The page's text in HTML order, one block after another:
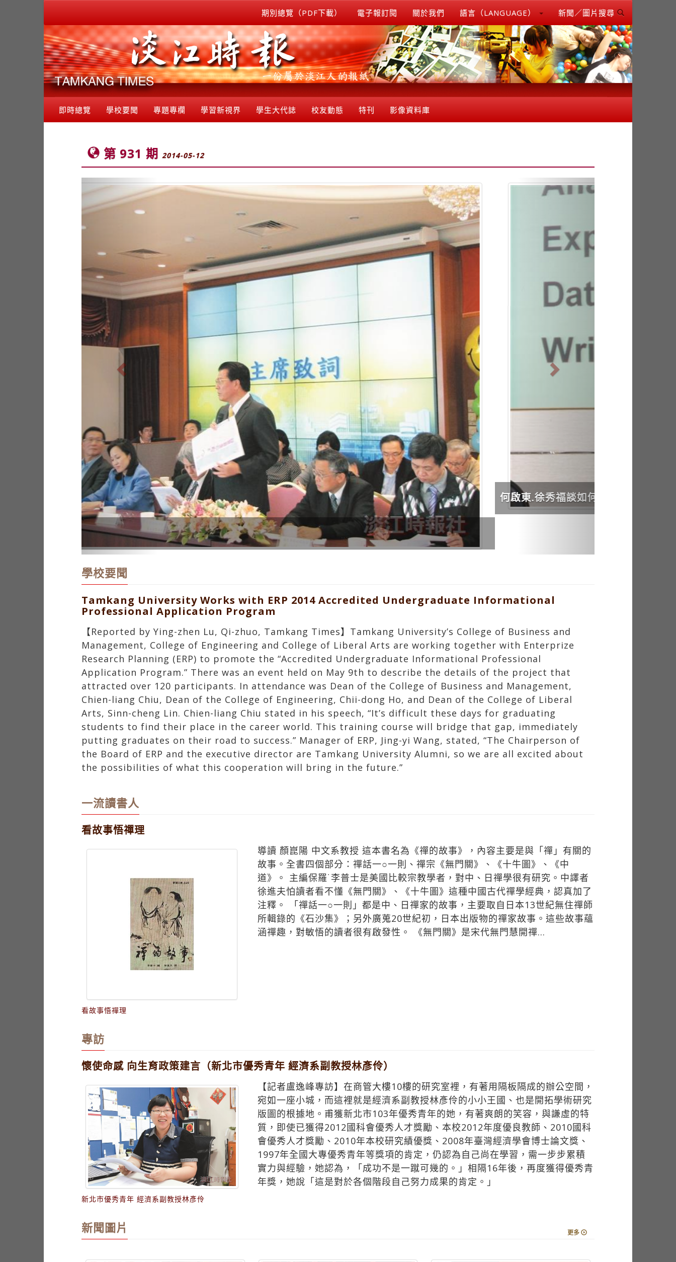
期別總覽（PDF下載） 電子報訂閱 關於我們 語言（LANGUAGE） 新聞／圖片搜尋
即時總覽 學校要聞 專題專欄 學習新視界 學生大代誌 校友動態 特刊 影像資料庫
第 931 期 2014-05-12
何啟東.徐秀福談如何躍升國際期刊
Previous Next
學校要聞
Professional Application Program
Management, College of Engineering and College of Liberal Arts are working together with Enterprize
Research Planning (ERP) to promote the “Accredited Undergraduate Informational Professional
Application Program.” There was an event held on May 9th to describe the details of the project that
attracted over 120 participants. In attendance was Dean of the College of Business and Management,
Chien-liang Chiu, Dean of the College of Engineering, Chii-dong Ho, and Dean of the College of Liberal
Arts, Sinn-cheng Lin. Chien-liang Chiu stated in his speech, “It’s difficult these days for graduating
students to find their place in the career world. This training course will bridge that gap, immediately
putting graduates on their road to success.” Manager of ERP, Jing-yi Wang, stated, “The Chairperson of
the Board of ERP and the executive director are Tamkang University Alumni, so we are all excited about
the possibilities of what this cooperation will bring in the future.”
一流讀書人
徐進夫怕讀者看不懂《無門關》、《十牛圖》這種中國古代禪學經典，認真加了
注釋。 「禪話一○一則」都是中、日禪家的故事，主要取自日本13世紀無住禪師
所輯錄的《石沙集》；另外廣蒐20世紀初，日本出版物的禪家故事。這些故事蘊
涵禪趣，對敏悟的讀者很有啟發性。 《無門關》是宋代無門慧開禪...
專訪
新北市優秀青年 經濟系副教授林彥伶
宛如一座小城，而這裡就是經濟系副教授林彥伶的小小王國、也是開拓學術研究
版圖的根據地。甫獲新北市103年優秀青年的她，有著爽朗的笑容，與謙虛的特
質，即使已獲得2012國科會優秀人才獎勵、本校2012年度優良教師、2010國科
會優秀人才獎勵、2010年本校研究績優獎、2008年臺灣經濟學會博士論文獎、
1997年全國大專優秀青年等獎項的肯定，仍認為自己尚在學習，需一步步累積
實力與經驗，她認為，「成功不是一蹴可幾的。」相隔16年後，再度獲得優秀青
年獎，她說「這是對於各個階段自己努力成果的肯定。」
新聞圖片